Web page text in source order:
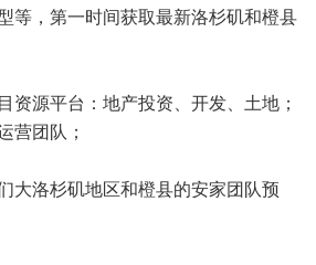
等，第一时间获取最新洛杉矶和橙县
资源平台：地产投资、开发、土地；
营团队；
大洛杉矶地区和橙县的安家团队预